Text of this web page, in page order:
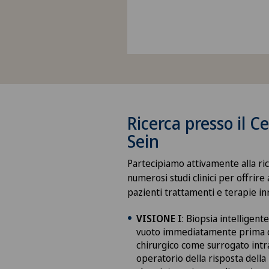
Ricerca presso il
Sein
Partecipiamo attivamente alla
numerosi studi clinici per offrire
pazienti trattamenti e terapie
VISIONE I: Biopsia
vuoto immediatamente
chirurgico come surrogato
operatorio della risposta della